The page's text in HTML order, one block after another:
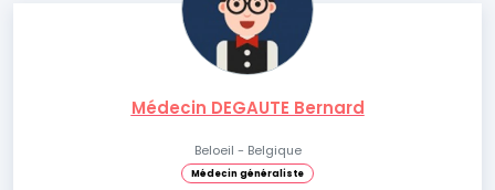
Médecin DEGAUTE Bernard
Beloeil - Belgique
Médecin généraliste